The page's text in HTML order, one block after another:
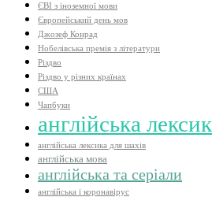
ЄВІ з іноземної мови
Європейський день мов
Джозеф Конрад
Нобелівська премія з літератури
Різдво
Різдво у різних країнах
США
Чапбуки
англійська
англійська лексика для шахів
англійська мова
англійська та серіали
англійська і коронавірус